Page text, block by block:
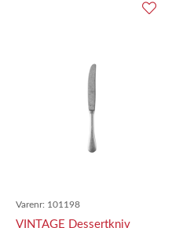
Varenr: 101198
VINTAGE Dessertkniv